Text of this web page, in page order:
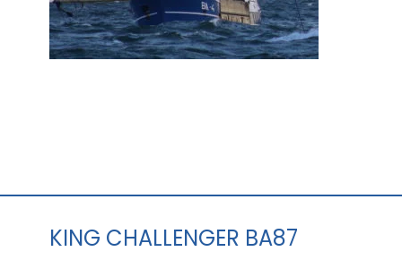
KING CHALLENGER BA87